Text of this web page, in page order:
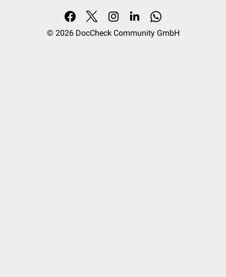
© 2026 DocCheck Community GmbH